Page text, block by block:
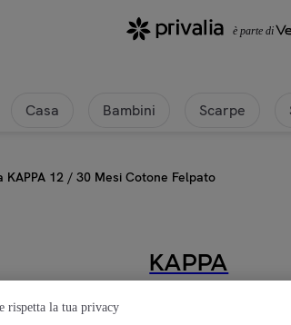
Casa Bambini Scarpe
KAPPA 12 / 30 Mesi Cotone Felpato
KAPPA
Tuta Bambina
rispetta la tua privacy